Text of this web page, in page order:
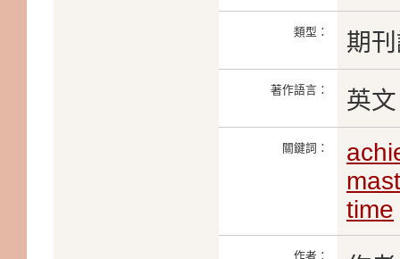
類型： 期
著作語言： 英文
關鍵詞：
time
作者：